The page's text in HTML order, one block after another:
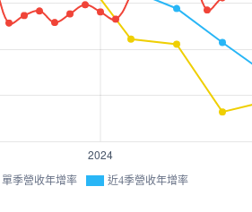
單季營收年增率 近4季營收年增率